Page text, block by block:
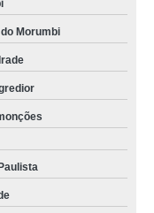
Morumbi